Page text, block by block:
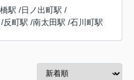
駅 /日ノ出町駅 /
/反町駅 /南太田駅 /石川町駅